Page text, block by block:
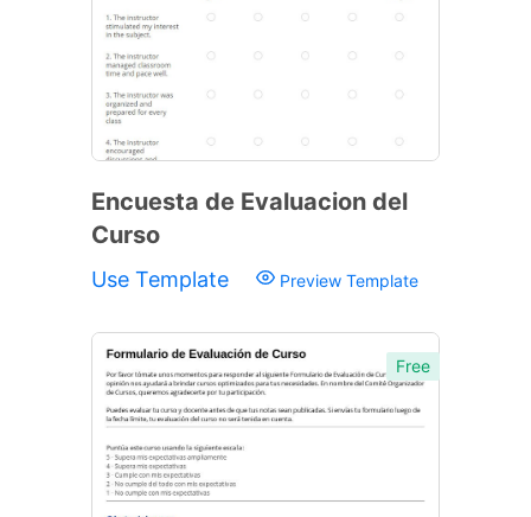
Encuesta de Evaluacion del
Curso
Use Template Preview Template
Free